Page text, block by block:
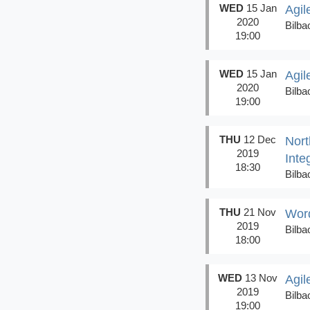
WED15 Jan
2020
19:00
WED15 Jan
2020
19:00
THU 12 Dec
2019
18:30
THU 21 Nov
2019
18:00
WED 13 Nov
2019
19:00